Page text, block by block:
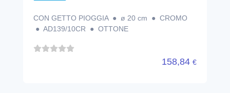
CON GETTO PIOGGIA ● ø 20 cm ● CROMO
● AD139/10CR ● OTTONE
158,84 €